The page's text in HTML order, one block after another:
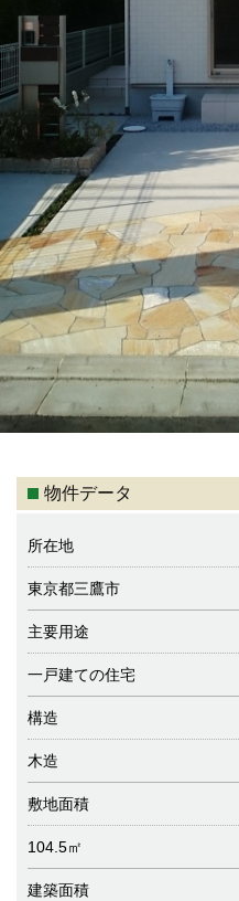
物件データ
所在地
東京都三鷹市
主要用途
一戸建ての住宅
構造
木造
敷地面積
104.5㎡
建築面積